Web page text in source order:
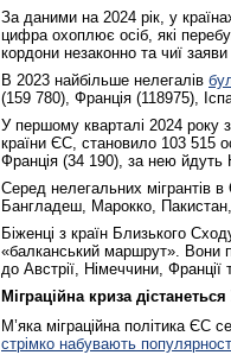
За даними на 2024 рік, у
цифра охоплює осіб, які
кордони незаконно та чиї
В 2023 найбільше нелегалів
(159 780), Франція (118975),
У першому кварталі 2024 року
країни ЄС, становило 103 515
Франція (34 190), за нею йдуть
Серед нелегальних мігрантів
Бангладеш, Марокко,
Біженці з країн Близького
«балканський маршрут». Вони
до Австрії, Німеччини, Франції
Міграційна криза дістанеться
М’яка міграційна політика ЄС
стрімко набувають